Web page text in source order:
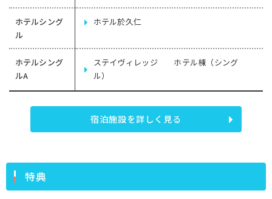
ホテルシング
ル
ホテル於久仁
ホテルシング
ルA
ステイヴィレッジ ホテル棟（シング
ル）
宿泊施設を詳しく見る
特典